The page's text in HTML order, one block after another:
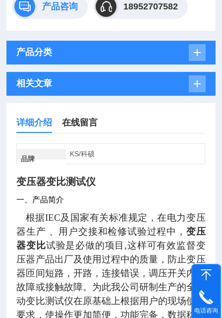
产品咨询 18952707582
产品分类
相关文章
详细介绍 在线留言
品牌
KS/科硕
变压器变比测试仪
一、产品简介
根据IEC及国家有关标准规定，在电力变压
器生产 、用户交接和检修试验过程中， 变压
器变比试验是必做的项目,这样可有效监督变
压器产品出厂及使用过程中的质量，防止变压
器匝间短路，开路，连接错误，调压开关内部
故障或接触故障。为此我公司研制生产的全自
动变比测试仪在原基础上根据用户的现场使用
要求，使操作更加简便，功能完备，数据稳定电话咨询